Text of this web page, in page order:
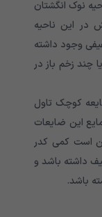
نوک انگشتان
این ناحیه
وجود داشته
چند زخم باز در
کوچک تاول
این ضایعات
است کمی کدر
داشته باشد و
باشد.